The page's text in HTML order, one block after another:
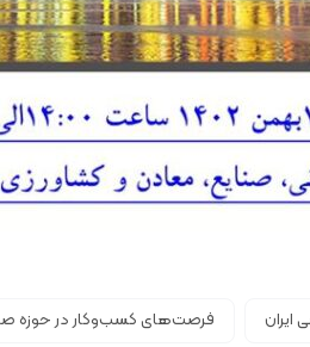
ایران فرصت‌های کسب‌وکار در حوزه